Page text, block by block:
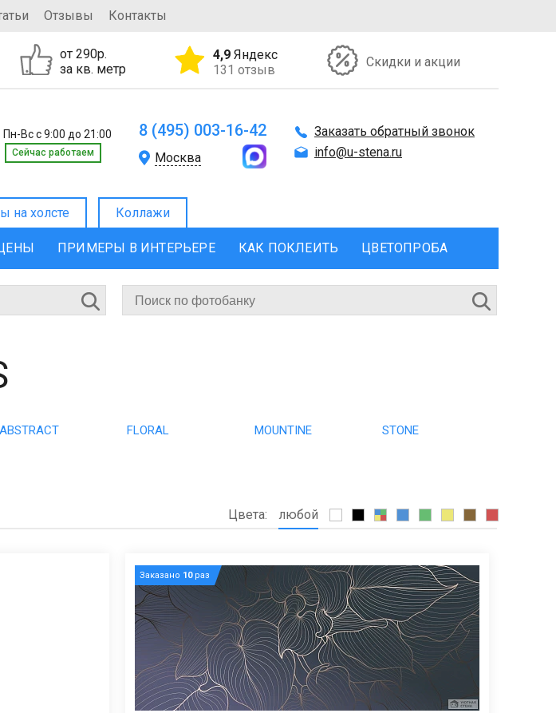
Отзывы Контакты
от 290р.
за кв. метр
4,9 Яндекс
131 отзыв
Скидки и акции
Пн-Вс с 9:00 до 21:00
Cейчас работаем
8 (495) 003-16-42
Москва
Заказать обратный звонок
info@u-stena.ru
на холсте Коллажи
ПРИМЕРЫ В ИНТЕРЬЕРЕ КАК ПОКЛЕИТЬ ЦВЕТОПРОБА
ABSTRACT FLORAL MOUNTINE STONE
Цвета: любой
Заказано 10раз